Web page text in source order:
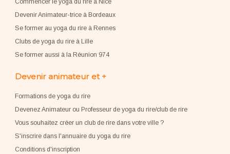
Commencer le yoga du rire à Nice
Devenir Animateur-trice à Bordeaux
Se former au yoga du rire à Rennes
Clubs de yoga du rire à Lille
Se former aussi à la Réunion 974
Devenir animateur et +
Formations de yoga du rire
Devenez Animateur ou Professeur de yoga du rire/club de rire
Vous souhaitez créer un club de rire dans votre ville ?
S'inscrire dans l'annuaire du yoga du rire
Conditions d'inscription